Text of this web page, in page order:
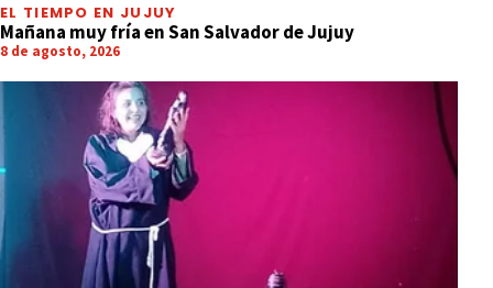
EL TIEMPO EN JUJUY
Mañana muy fría en San Salvador de Jujuy
8 de agosto, 2026